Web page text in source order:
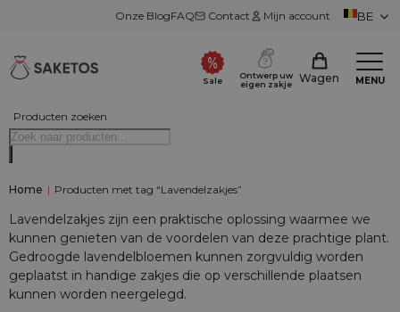
Onze BlogFAQ Contact Mijn account BE
Producten zoeken
Sale
Ontwerp uw
eigen zakje
Wagen MENU
Home | Producten met tag “Lavendelzakjes”
Lavendelzakjes zijn een praktische oplossing waarmee we
kunnen genieten van de voordelen van deze prachtige plant.
Gedroogde lavendelbloemen kunnen zorgvuldig worden
geplaatst in handige zakjes die op verschillende plaatsen
kunnen worden neergelegd.